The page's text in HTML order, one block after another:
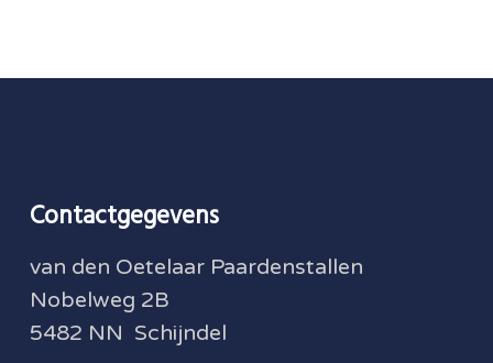
Contactgegevens
van den Oetelaar Paardenstallen
Nobelweg 2B
5482 NN Schijndel